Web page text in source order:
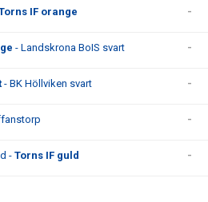
IF orange -
- Landskrona BoIS svart -
- BK Höllviken svart -
-
-Torns IF guld -